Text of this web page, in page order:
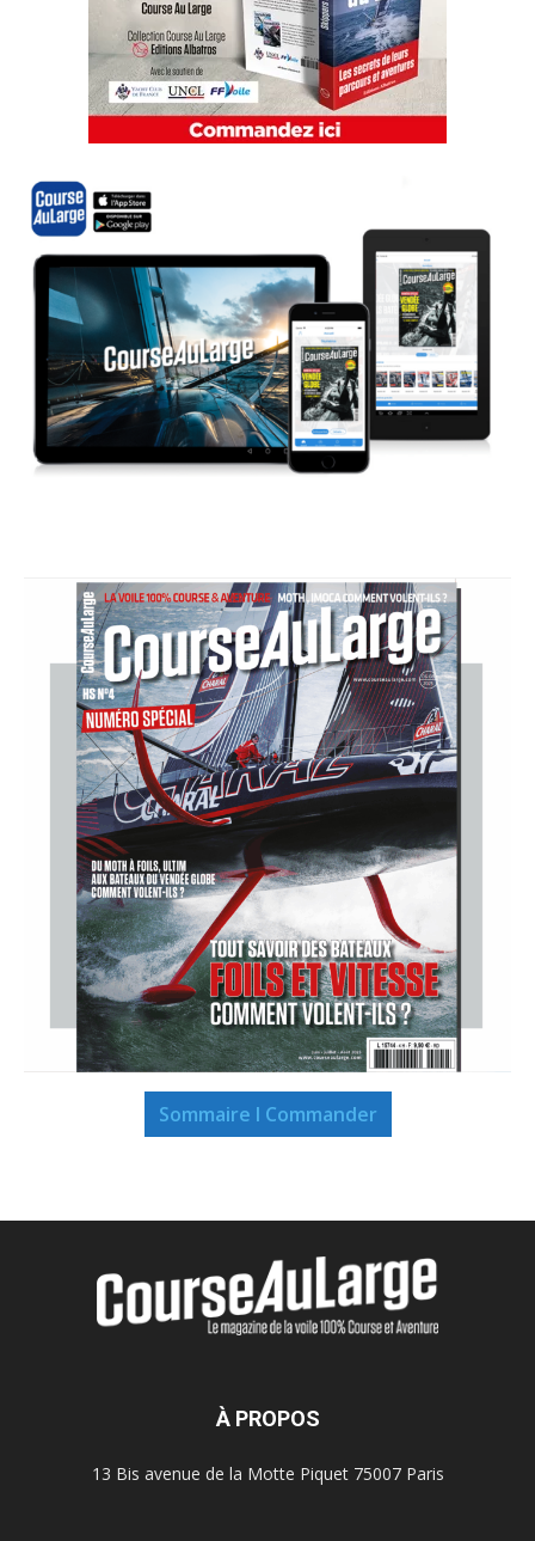
Sommaire I Commander
À PROPOS
13 Bis avenue de la Motte Piquet 75007 Paris